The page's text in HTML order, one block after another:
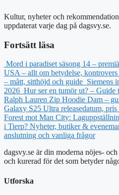
Kultur, nyheter och
uppdaterat varje dag på dagsvy.se.
Fortsätt läsa
Mord i paradiset säsong 14 –
USA – allt om betydelse,
– mått, sitthöjd och guide Siemens
2026 Hur ser en tumör ut? – Guide
Ralph Lauren Zip Hoodie Dam –
Galaxy S25 Ultra releasedatum, pris
Forest mot Man City:
i Tierp? Nyheter, butiker &
anslutning och vanliga frågor
dagsvy.se är din moderna nöjes-
och kurerad för det som betyder
Utforska